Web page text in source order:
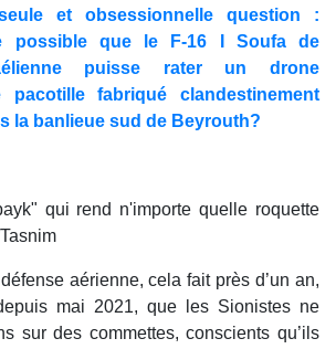
et obsessionnelle question :
possible que le F-16 I Soufa de
puisse rater un drone
fabriqué clandestinement
la banlieue sud de Beyrouth?
qui rend n'importe quelle roquette
aérienne, cela fait près d’un an,
mai 2021, que les Sionistes ne
sur des commettes, conscients qu’ils